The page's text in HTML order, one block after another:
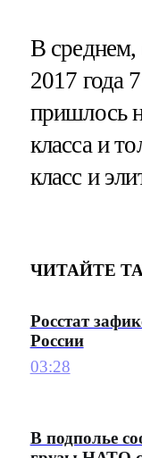
В среднем,
2017 года
пришлось
класса и
класс и
ЧИТАЙТЕ
Росстат
России
03:28
В подполье